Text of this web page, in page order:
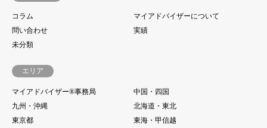
コラム
マイアドバイザーについて
問い合わせ
実績
未分類
エリア
マイアドバイザー®事務局
中国・四国
九州・沖縄
北海道・東北
東京都
東海・甲信越